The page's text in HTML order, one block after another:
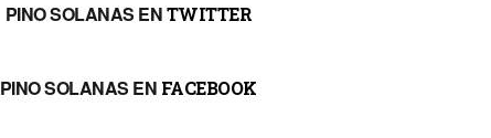
PINO SOLANAS ENTWITTER
PINO SOLANAS EN FACEBOOK